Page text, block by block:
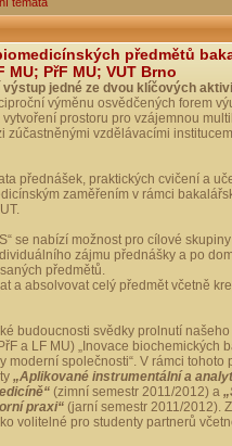
předmětů
PřF MU; VUT Brno
jedné ze dvou klíčových
výměnu osvědčených forem
prostoru pro vzájemnou
zúčastněnými vzdělávacími
přednášek, praktických cvičení a
zaměřením v rámci
se nabízí možnost pro cílové
zájmu přednášky a po
předmětů.
a absolvovat celý předmět včetně
budoucnosti svědky prolnutí
a LF MU) „Inovace biochemických
moderní společnosti“. V rámci tohoto
„Aplikované instrumentální a
(zimní semestr 2011/2012) a
praxi“ (jarní semestr 2011/2012).
volitelné pro studenty partnerů